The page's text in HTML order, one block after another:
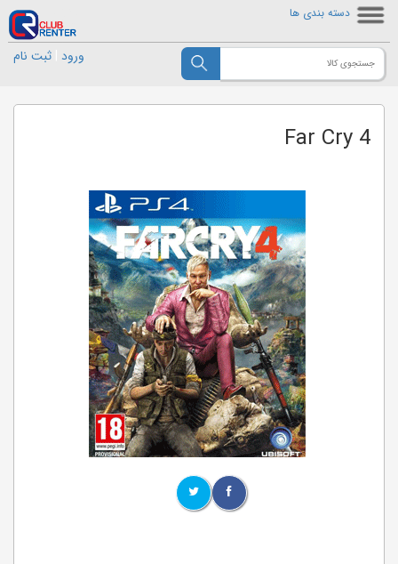
دسته بندی ها
ورود ثبت نام
Far Cry 4